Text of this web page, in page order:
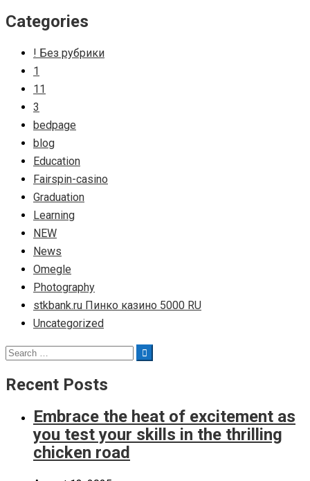
Categories
! Без рубрики
1
11
3
bedpage
blog
Education
Fairspin-casino
Graduation
Learning
NEW
News
Omegle
Photography
stkbank.ru Пинко казино 5000 RU
Uncategorized
Search
Search
Recent Posts
Embrace the heat of excitement as
you test your skills in the thrilling
chicken road